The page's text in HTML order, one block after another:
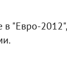
в "Евро-